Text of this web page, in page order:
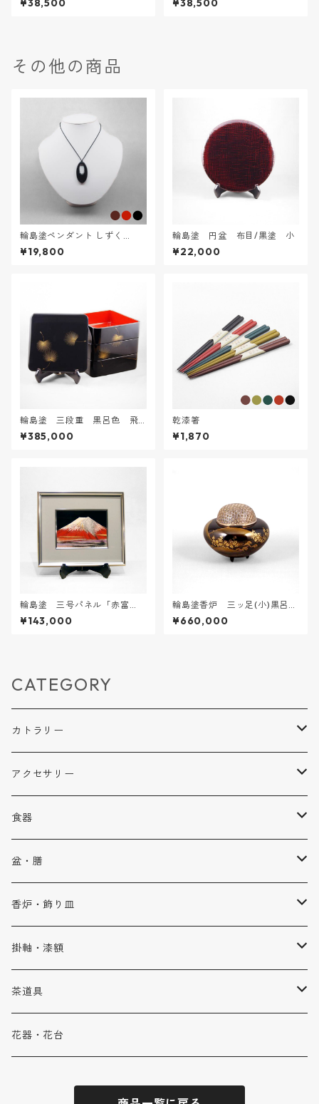
¥38,500 ¥38,500
その他の商品
輪島塗ペンダント しずく
（中）
¥19,800
輪島塗 円盆 布目/黒塗 小
¥22,000
輪島塗 三段重 黒呂色 飛
花沈金
¥385,000
乾漆箸
¥1,870
輪島塗 三号パネル「赤富
士」沈金
¥143,000
輪島塗香炉 三ッ足(小)黒呂色
「遠山に春秋」蒔絵
¥660,000
CATEGORY
カトラリー
箸
乾漆（滑らない箸）
塗り
アクセサリー
ペンダント
指輪
イヤリング・ピアス
ブローチ
ブレスレット・バングル
食器
椀
ぐいのみ
カップ
皿
鉢
盆・膳
盆
香炉・飾り皿
香炉
飾り皿
掛軸・漆額
掛軸
漆額
茶道具
干菓子器
花器・花台